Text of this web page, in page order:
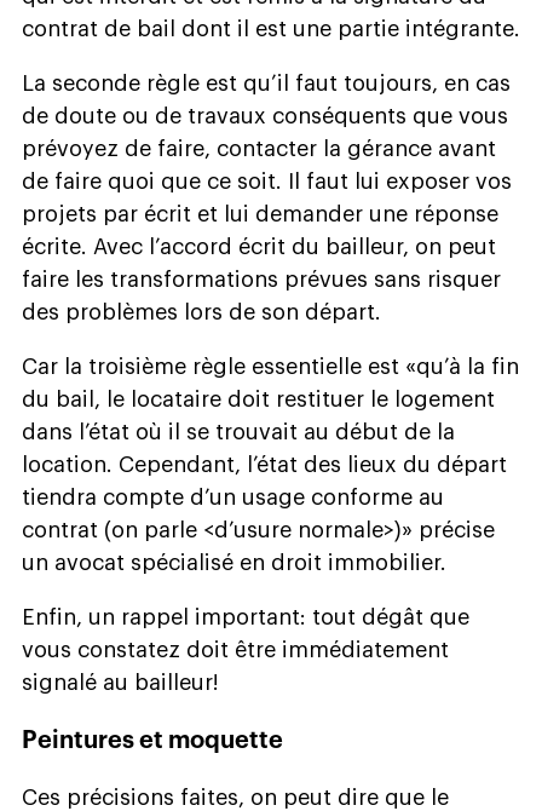
contrat de bail dont il est une partie intégrante.
La seconde règle est qu’il faut toujours, en cas
de doute ou de travaux conséquents que vous
prévoyez de faire, contacter la gérance avant
de faire quoi que ce soit. Il faut lui exposer vos
projets par écrit et lui demander une réponse
écrite. Avec l’accord écrit du bailleur, on peut
faire les transformations prévues sans risquer
des problèmes lors de son départ.
Car la troisième règle essentielle est «qu’à la fin
du bail, le locataire doit restituer le logement
dans l’état où il se trouvait au début de la
location. Cependant, l’état des lieux du départ
tiendra compte d’un usage conforme au
contrat (on parle <d’usure normale>)» précise
un avocat spécialisé en droit immobilier.
Enfin, un rappel important: tout dégât que
vous constatez doit être immédiatement
signalé au bailleur!
Peintures et moquette
Ces précisions faites, on peut dire que le